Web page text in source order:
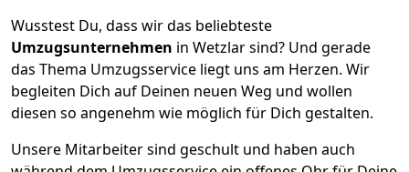
Wusstest Du, dass wir das beliebteste
Umzugsunternehmen in Wetzlar sind? Und gerade
das Thema Umzugsservice liegt uns am Herzen. Wir
begleiten Dich auf Deinen neuen Weg und wollen
diesen so angenehm wie möglich für Dich gestalten.
Unsere Mitarbeiter sind geschult und haben auch